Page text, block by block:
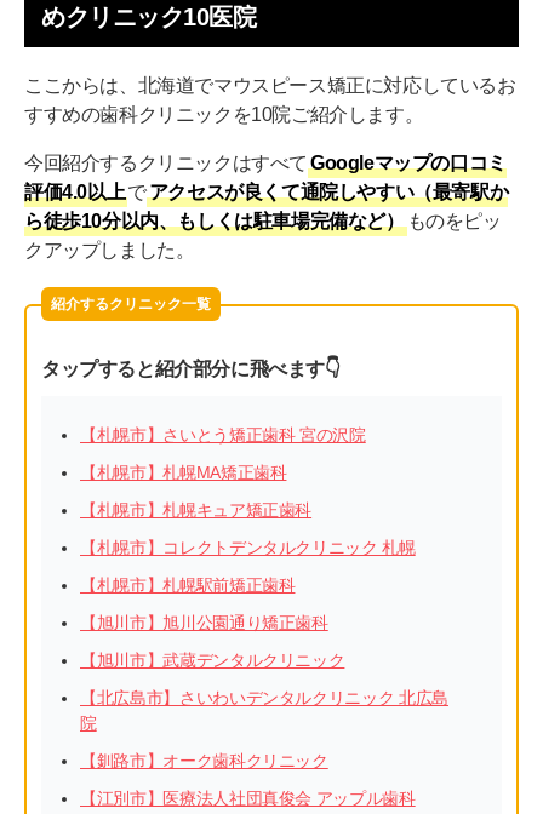
めクリニック10医院
ここからは、北海道でマウスピース矯正に対応しているお
すすめの歯科クリニックを10院ご紹介します。
今回紹介するクリニックはすべて Googleマップの口コミ
評価4.0以上でアクセスが良くて通院しやすい（最寄駅か
ら徒歩10分以内、もしくは駐車場完備など）
ものをピッ
クアップしました。
紹介するクリニック一覧
タップすると紹介部分に飛べます👇
【札幌市】さいとう矯正歯科 宮の沢院
【札幌市】札幌MA矯正歯科
【札幌市】札幌キュア矯正歯科
【札幌市】コレクトデンタルクリニック 札幌
【札幌市】札幌駅前矯正歯科
【旭川市】旭川公園通り矯正歯科
【旭川市】武蔵デンタルクリニック
【北広島市】さいわいデンタルクリニック 北広島
院
【釧路市】オーク歯科クリニック
【江別市】医療法人社団真俊会 アップル歯科